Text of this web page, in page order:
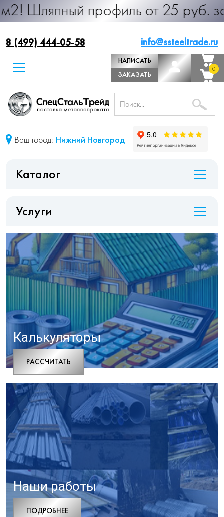
профиль от 25 руб. за м.п.
8 (499) 444-05-58 info@ssteeltrade.ru
НАПИСАТЬ
ДИРЕКТОРУ
ЗАКАЗАТЬ
ЗВОНОК
0
0
Ваш город: Нижний Новгород
Каталог
Услуги
Калькуляторы
РАCСЧИТАТЬ
Наши работы
ПОДРОБНЕЕ